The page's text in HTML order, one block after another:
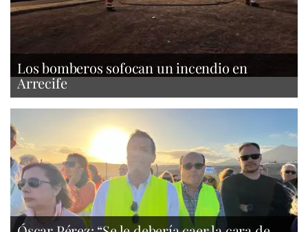
Los bomberos sofocan un incendio en
Arrecife